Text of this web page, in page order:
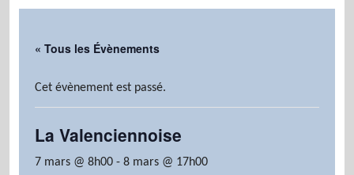
« Tous les Évènements
Cet évènement est passé.
La Valenciennoise
7 mars @ 8h00 - 8 mars @ 17h00